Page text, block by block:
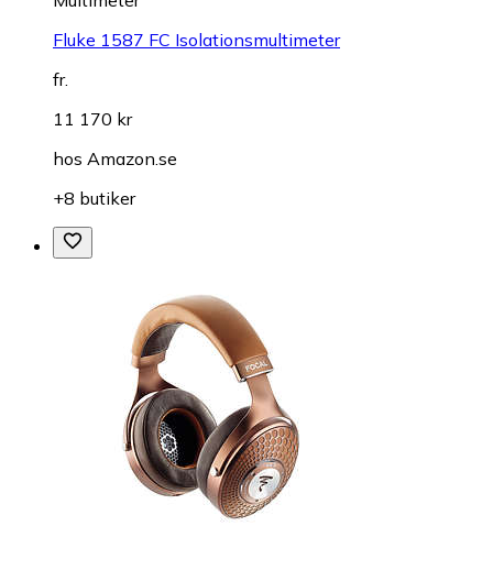
Fluke 1587 FC Isolationsmultimeter
fr.
11 170 kr
hos Amazon.se
+8 butiker